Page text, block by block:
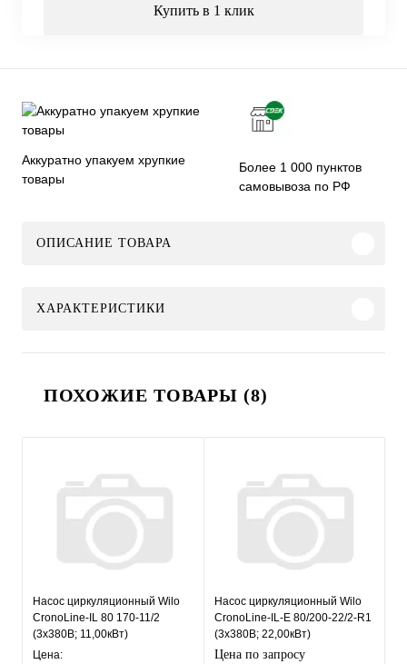
Купить в 1 клик
Аккуратно упакуем хрупкие
товары
Более 1 000 пунктов
самовывоза по РФ
ОПИСАНИЕ ТОВАРА
ХАРАКТЕРИСТИКИ
ПОХОЖИЕ ТОВАРЫ (8)
Насос циркуляционный Wilo
CronoLine-IL 80 170-11/2
(3х380В; 11,00кВт)
Цена:
Насос циркуляционный Wilo
CronoLine-IL-E 80/200-22/2-R1
(3х380В; 22,00кВт)
Цена по запросу